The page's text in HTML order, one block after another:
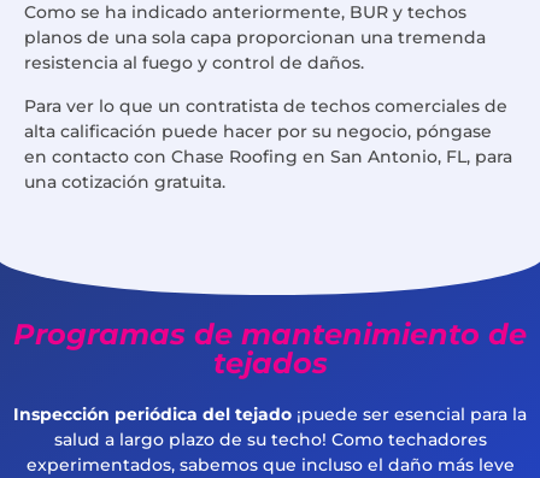
Como se ha indicado anteriormente, BUR y techos
planos de una sola capa proporcionan una tremenda
resistencia al fuego y control de daños.
Para ver lo que un contratista de techos comerciales de
alta calificación puede hacer por su negocio, póngase
en contacto con Chase Roofing en San Antonio, FL, para
una cotización gratuita.
Programas de mantenimiento de
tejados
Inspección periódica del tejado ¡puede ser esencial para la
salud a largo plazo de su techo! Como techadores
experimentados, sabemos que incluso el daño más leve